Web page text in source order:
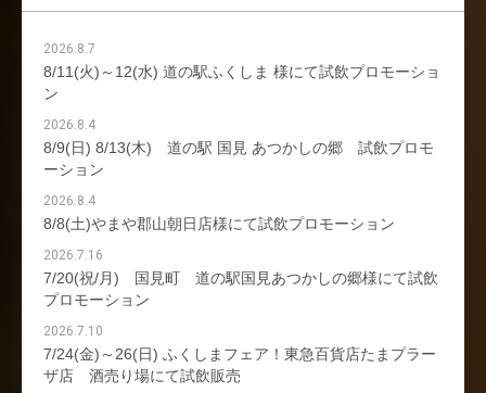
2026.8.7
8/11(火)～12(水) 道の駅ふくしま 様にて試飲プロモーショ
ン
2026.8.4
8/9(日) 8/13(木) 道の駅 国見 あつかしの郷 試飲プロモ
ーション
2026.8.4
8/8(土)やまや郡山朝日店様にて試飲プロモーション
2026.7.16
7/20(祝/月) 国見町 道の駅国見あつかしの郷様にて試飲
プロモーション
2026.7.10
7/24(金)～26(日) ふくしまフェア！東急百貨店たまプラー
ザ店 酒売り場にて試飲販売